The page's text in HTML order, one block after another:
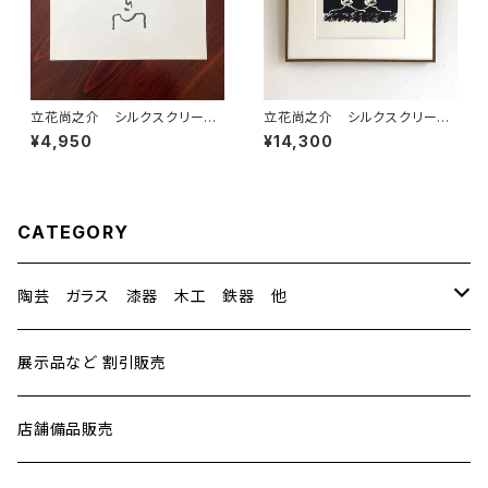
立花尚之介 シルクスクリー
ン 連作のうち⑪ 額装なし
¥4,950
立花尚之介 シルクスクリー
ン 連作のうち⑦ 額装あり
¥14,300
CATEGORY
陶芸 ガラス 漆器 木工 鉄器 他
陶芸
中里隆（ナカザト タカシ）
ガラス
展示品など 割引販売
店舗備品販売